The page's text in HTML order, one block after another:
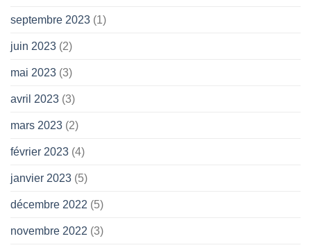
septembre 2023 (1)
juin 2023 (2)
mai 2023 (3)
avril 2023 (3)
mars 2023 (2)
février 2023 (4)
janvier 2023 (5)
décembre 2022 (5)
novembre 2022 (3)